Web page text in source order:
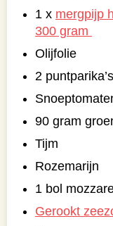
1 x mergpijp
300 gram
Olijfolie
2 puntparika’s
90 gram
Tijm
Rozemarijn
1 bol
Gerookt